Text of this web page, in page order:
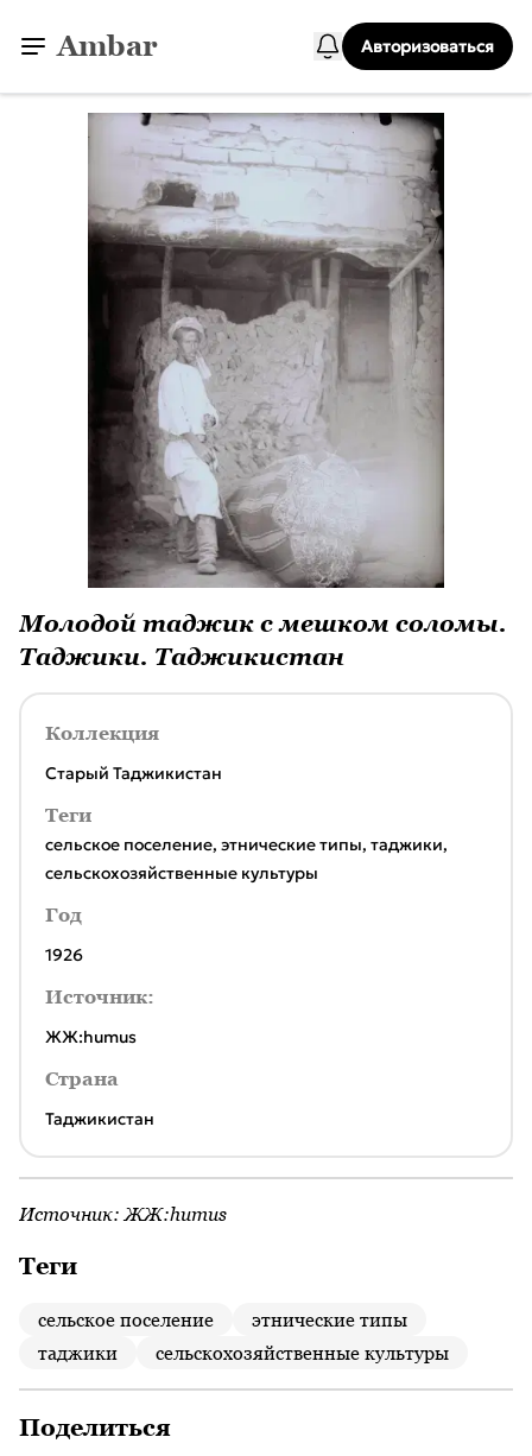
Ambar Авторизоваться
Молодой таджик с мешком соломы.
Таджики. Таджикистан
Коллекция
Старый Таджикистан
Теги
сельское поселение, этнические типы, таджики,
сельскохозяйственные культуры
Год
1926
Источник:
ЖЖ:humus
Страна
Таджикистан
Источник: ЖЖ:humus
Теги
сельское поселение
этнические типы
таджики
сельскохозяйственные культуры
Поделиться